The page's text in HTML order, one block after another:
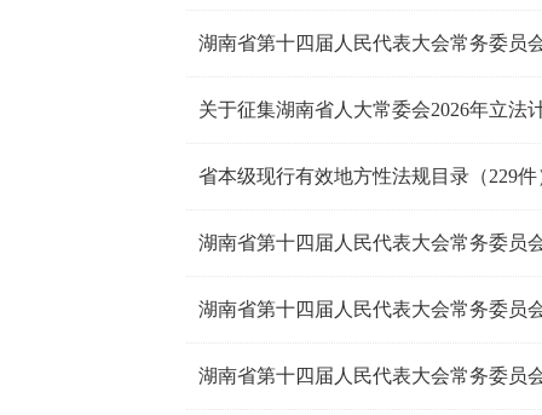
湖南省第十四届人民代表大会常务委员
关于征集湖南省人大常委会2026年立法
省本级现行有效地方性法规目录（229件
湖南省第十四届人民代表大会常务委员
湖南省第十四届人民代表大会常务委员
湖南省第十四届人民代表大会常务委员